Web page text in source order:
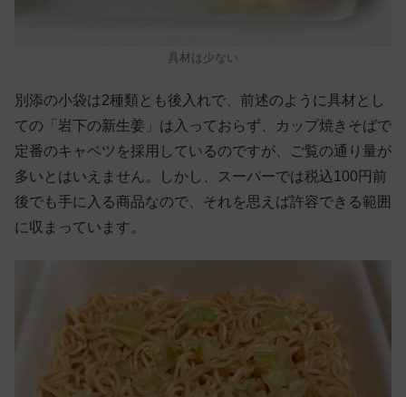
具材は少ない
別添の小袋は2種類とも後入れで、前述のように具材とし
ての「岩下の新生姜」は入っておらず、カップ焼きそばで
定番のキャベツを採用しているのですが、ご覧の通り量が
多いとはいえません。しかし、スーパーでは税込100円前
後でも手に入る商品なので、それを思えば許容できる範囲
に収まっています。